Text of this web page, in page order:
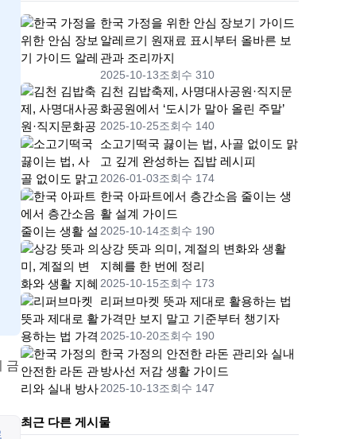
금
한국 가정을 위한 안심 장보기 가이드
알레르기 원재료 표시부터 올바른 보
관과 조리까지
2025-10-13조회수 310
김천 김밥축제, 사명대사공원·직지문
화공원에서 ‘도시가 말아 올린 주말’
2025-10-25조회수 140
소고기떡국 끓이는 법, 사골 없이도 맑
고 깊게 완성하는 집밥 레시피
2026-01-03조회수 174
한국 아파트에서 층간소음 줄이는 생
활 설계 가이드
2025-10-14조회수 190
상강 뜻과 의미, 계절의 변화와 생활
지혜를 한 번에 정리
2025-10-15조회수 173
리퍼브마켓 뜻과 제대로 활용하는 법
가격만 보지 말고 기준부터 챙기자
2025-10-20조회수 190
한국 가정의 안전한 라돈 관리와 실내
방사선 저감 생활 가이드
2025-10-13조회수 147
최근 다른 게시물